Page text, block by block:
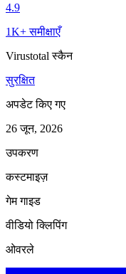
4.9
1K+ समीक्षाएँ
Virustotal स्कैन
सुरक्षित
अपडेट किए गए
26 जून, 2026
उपकरण
कस्टमाइज़
गेम गाइड
वीडियो क्लिपिंग
ओवरले